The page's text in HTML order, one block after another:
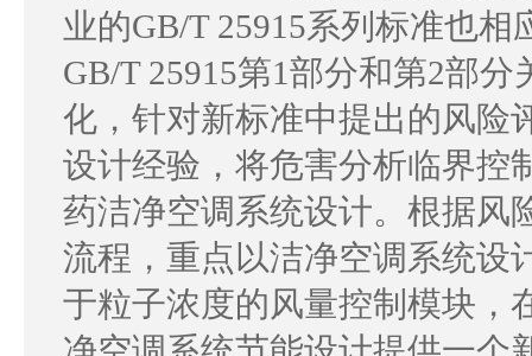
业的GB/T 25915系列标准也
GB/T 25915第1部分和第2部
化，针对新标准中提出的风险
设计经验，将危害分析临界控
药洁净空调系统设计。根据风
流程，重点以洁净空调系统设
于粒子浓度的风量控制模块，